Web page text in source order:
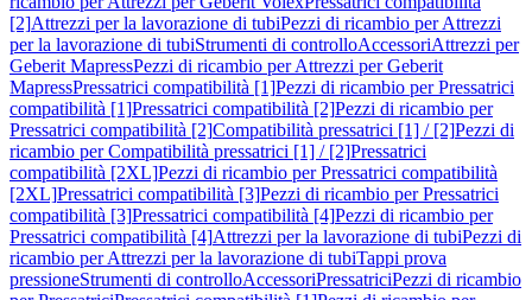
[2]Attrezzi per la lavorazione di tubiPezzi di ricambio per Attrezzi
per la lavorazione di tubiStrumenti di controlloAccessoriAttrezzi per
Geberit MapressPezzi di ricambio per Attrezzi per Geberit
MapressPressatrici compatibilità [1]Pezzi di ricambio per Pressatrici
compatibilità [1]Pressatrici compatibilità [2]Pezzi di ricambio per
Pressatrici compatibilità [2]Compatibilità pressatrici [1] / [2]Pezzi di
ricambio per Compatibilità pressatrici [1] / [2]Pressatrici
compatibilità [2XL]Pezzi di ricambio per Pressatrici compatibilità
[2XL]Pressatrici compatibilità [3]Pezzi di ricambio per Pressatrici
compatibilità [3]Pressatrici compatibilità [4]Pezzi di ricambio per
Pressatrici compatibilità [4]Attrezzi per la lavorazione di tubiPezzi di
ricambio per Attrezzi per la lavorazione di tubiTappi prova
pressioneStrumenti di controlloAccessoriPressatriciPezzi di ricambio